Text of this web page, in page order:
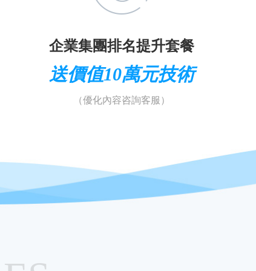
企業集團排名提升套餐
送價值10萬元技術
（優化內容咨詢客服）